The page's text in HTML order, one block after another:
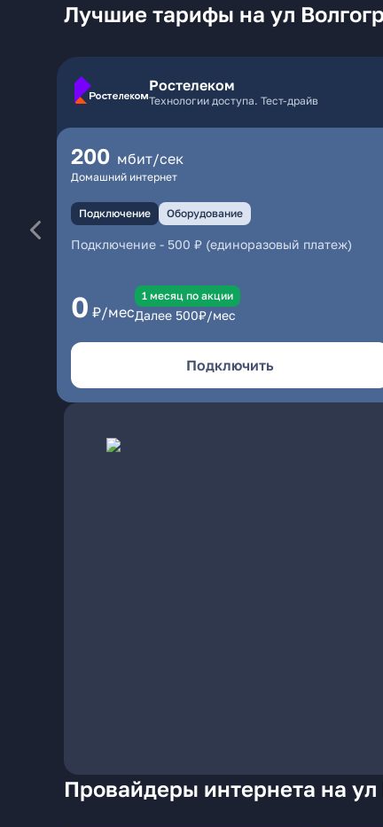
Лучшие тарифы на ул
Ростелеком
Технологии доступа. Тест-драйв
200 мбит/сек
Домашний интернет
Подключение Оборудование
Подключение - 500 ₽ (единоразовый платеж)
0 ₽/мес
1 месяц по акции
Далее 500₽/мес
Подключить
Провайдеры интернета на